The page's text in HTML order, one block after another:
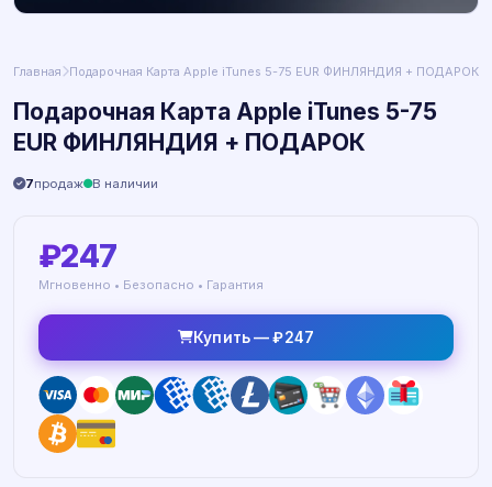
Главная Подарочная Карта Apple iTunes 5-75 EUR ФИНЛЯНДИЯ + ПОДАРОК
Подарочная Карта Apple iTunes 5-75
EUR ФИНЛЯНДИЯ + ПОДАРОК
7продаж В наличии
₽247
Мгновенно • Безопасно • Гарантия
Купить — ₽247